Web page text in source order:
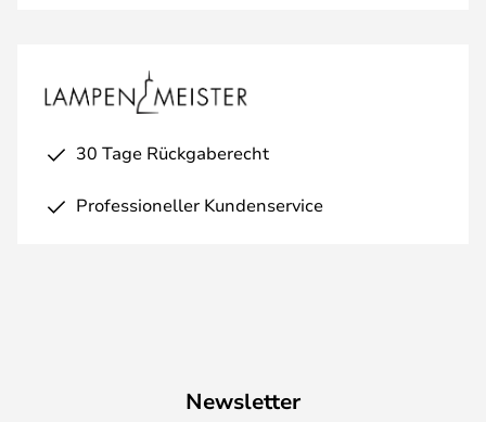
30 Tage Rückgaberecht
Professioneller Kundenservice
Newsletter